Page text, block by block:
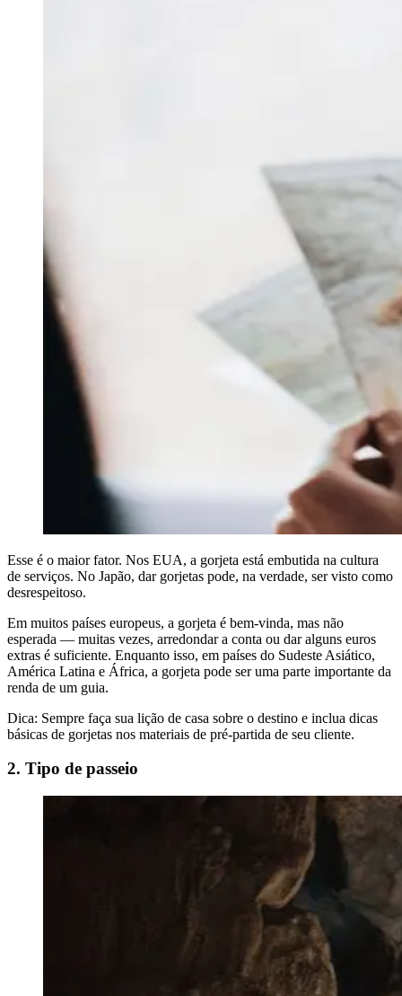
Esse é o maior fator. Nos EUA, a gorjeta está embutida na cultura
de serviços. No Japão, dar gorjetas pode, na verdade, ser visto como
desrespeitoso.
Em muitos países europeus, a gorjeta é bem-vinda, mas não
esperada — muitas vezes, arredondar a conta ou dar alguns euros
extras é suficiente. Enquanto isso, em países do Sudeste Asiático,
América Latina e África, a gorjeta pode ser uma parte importante da
renda de um guia.
Dica: Sempre faça sua lição de casa sobre o destino e inclua dicas
básicas de gorjetas nos materiais de pré-partida de seu cliente.
2. Tipo de passeio